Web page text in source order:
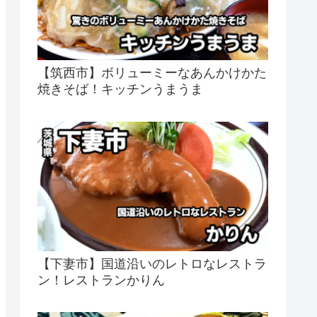
【筑西市】ボリューミーなあんかけかた
焼きそば！キッチンうまうま
【下妻市】国道沿いのレトロなレストラ
ン！レストランかりん